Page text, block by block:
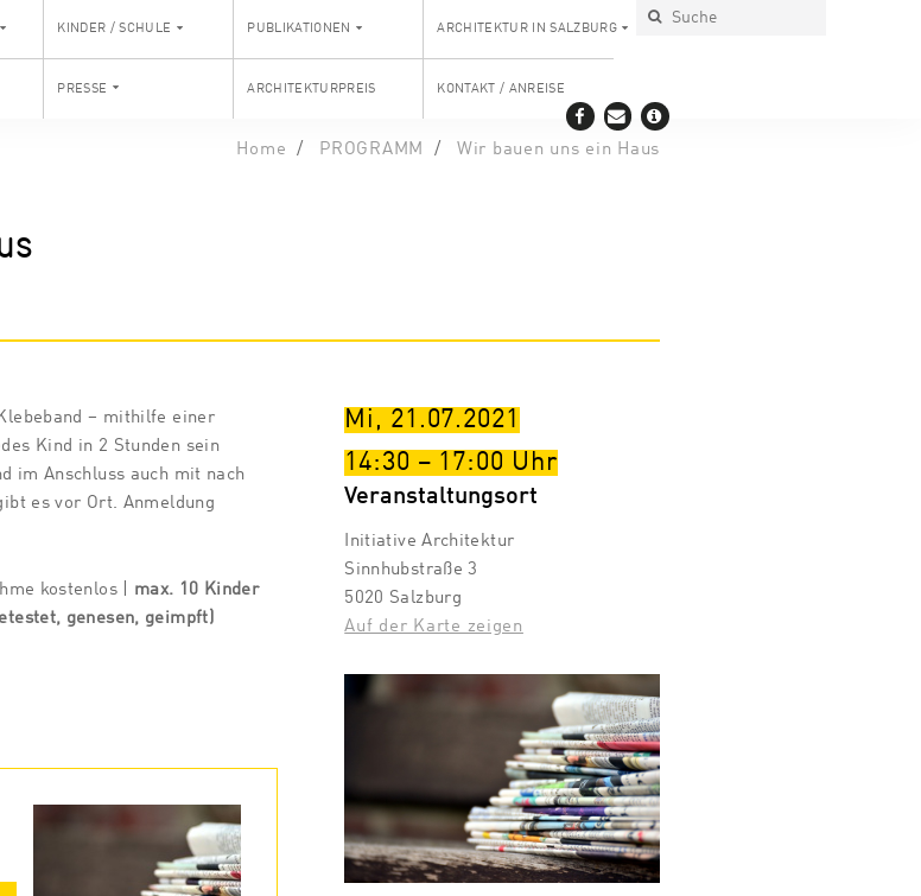
KINDER / SCHULE PUBLIKATIONEN ARCHITEKTUR IN SALZBURG
PRESSE ARCHITEKTURPREIS KONTAKT / ANREISE
Home PROGRAMM Wir bauen uns ein Haus
Mi, 21.07.2021
14:30 – 17:00 Uhr
Veranstaltungsort
Initiative Architektur
Sinnhubstraße 3
5020 Salzburg
Auf der Karte zeigen
– mithilfe einer
Kind in 2 Stunden sein
im Anschluss auch mit nach
es vor Ort. Anmeldung
kostenlos | max. 10 Kinder
genesen, geimpft)